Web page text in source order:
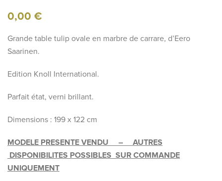
0,00 €
Grande table tulip ovale en marbre de carrare, d’Eero
Saarinen.
Edition Knoll International.
Parfait état, verni brillant.
Dimensions : 199 x 122 cm
MODELE PRESENTE VENDU – AUTRES
DISPONIBILITES POSSIBLES SUR COMMANDE
UNIQUEMENT